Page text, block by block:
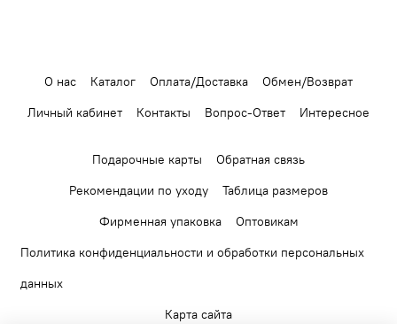
О нас Каталог Оплата/Доставка
Обмен/Возврат
Личный кабинет
Контакты Вопрос-Ответ Интересное
Подарочные карты
Обратная связь
Рекомендации по уходу
Таблица размеров
Фирменная упаковка
Оптовикам
Политика конфиденциальности и обработки персональных
данных
Карта сайта